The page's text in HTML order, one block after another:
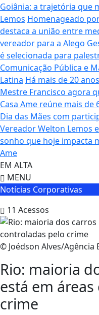
Goiânia: a trajetória que
Lemos Homenageado
destaca a união entre
vereador para a Alego
é selecionada para
Comunicação Pública e
Latina Há mais de 20
Mestre Francisco agora
Casa Ame reúne mais de
Dia das Mães com
Vereador Welton Lemos
sonho que hoje impacta
Ame
EM ALTA
MENU
Notícias Corporativas
11 Acessos
© Joédson Alves/Agência
Rio: maioria
está em
crime